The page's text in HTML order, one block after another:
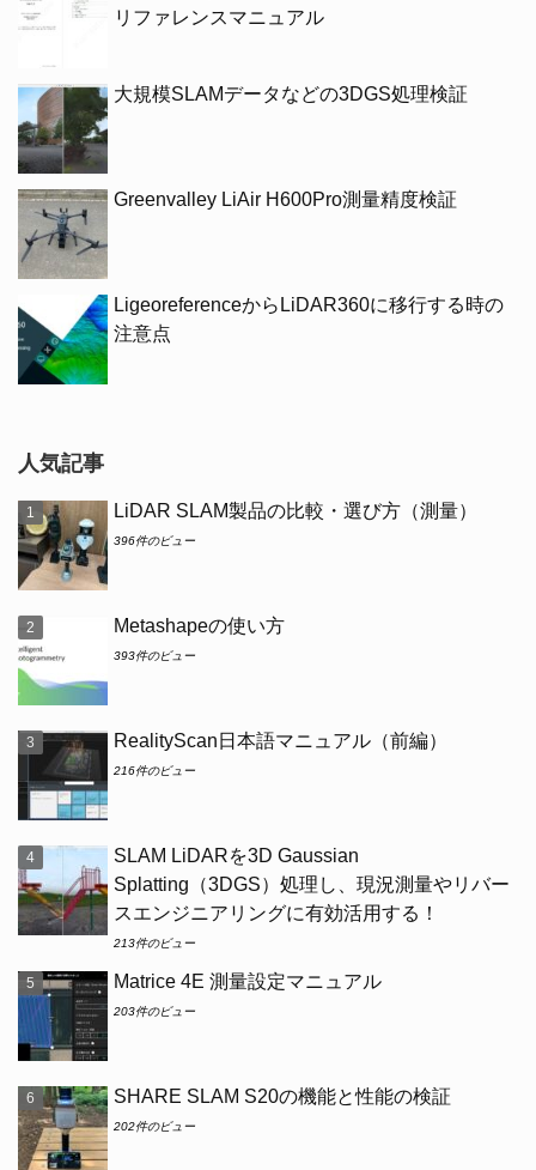
リファレンスマニュアル
大規模SLAMデータなどの3DGS処理検証
Greenvalley LiAir H600Pro測量精度検証
LigeoreferenceからLiDAR360に移行する時の
注意点
人気記事
LiDAR SLAM製品の比較・選び方（測量）
396件のビュー
Metashapeの使い方
393件のビュー
RealityScan日本語マニュアル（前編）
216件のビュー
SLAM LiDARを3D Gaussian
Splatting（3DGS）処理し、現況測量やリバー
スエンジニアリングに有効活用する！
213件のビュー
Matrice 4E 測量設定マニュアル
203件のビュー
SHARE SLAM S20の機能と性能の検証
202件のビュー